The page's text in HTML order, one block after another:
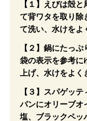
【１】えびは殻
て背ワタを取り除
て洗い、水けをよ
【２】鍋にたっ
袋の表示を参考に
上げ、水けをよく
【３】スパゲッ
パンにオリーブオ
塩、ブラックペッ